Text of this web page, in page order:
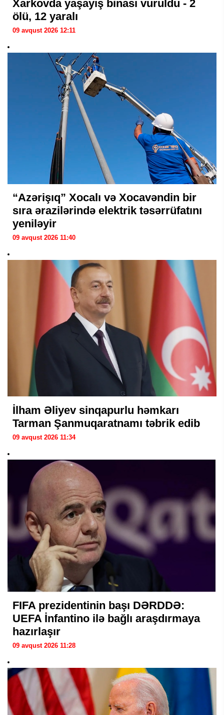
Xarkovda yaşayış binası vuruldu - 2
ölü, 12 yaralı
09 avqust 2026 12:11
“Azərişıq” Xocalı və Xocavəndin bir
sıra ərazilərində elektrik təsərrüfatını
yeniləyir
09 avqust 2026 11:40
İlham Əliyev sinqapurlu həmkarı
Tarman Şanmuqaratnamı təbrik edib
09 avqust 2026 11:34
FIFA prezidentinin başı DƏRDDƏ:
UEFA İnfantino ilə bağlı araşdırmaya
hazırlaşır
09 avqust 2026 11:28